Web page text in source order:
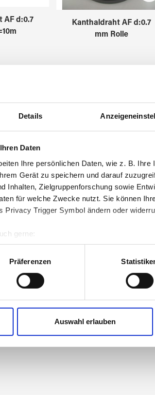
Details
Daten
Ihre persönlichen Daten, wie z. B. Ihre
Gerät zu speichern und darauf
Inhalten, Zielgruppenforschung sowie
für welche Zwecke nutzt. Sie können
Privacy Trigger Symbol ändern oder
gerne:
Lage erfassen, welche bis auf
nach bestimmten Merkmalen
Daten verarbeitet werden, und
Anzeigen zu personalisieren,
analysieren. Außerdem geben wir
Präferenzen
Auswahl erlauben
AF d:0.7
Kanthaldraht AF d:0.7
mm Rolle
2m
mm VE=2mtr